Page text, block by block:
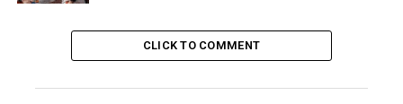
Propiedades y beneficios de la quinoa
Quinoa tres delicias
Ingredientes:
CLICK TO COMMENT